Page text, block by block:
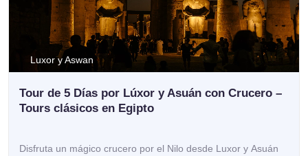
Luxor y Aswan
Tour de 5 Días por Lúxor y Asuán con Crucero –
Tours clásicos en Egipto
Disfruta un mágico crucero por el Nilo desde Luxor y Asuán